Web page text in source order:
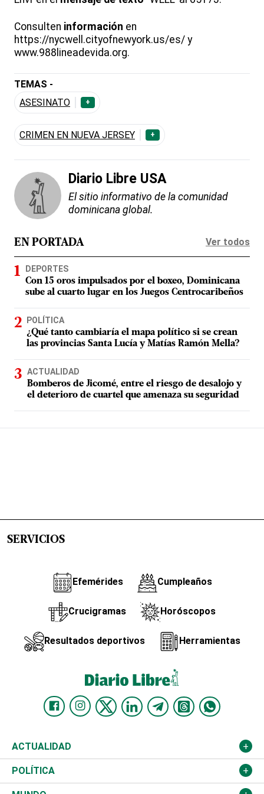
Consulten información en
https://nycwell.cityofnewyork.us/es/ y
www.988lineadevida.org.
TEMAS -
ASESINATO
+
CRIMEN EN NUEVA JERSEY +
Diario Libre USA
El sitio informativo de la comunidad
dominicana global.
EN PORTADA Ver todos
DEPORTES
Con 15 oros impulsados por el boxeo, Dominicana
sube al cuarto lugar en los Juegos Centrocaribeños
POLÍTICA
¿Qué tanto cambiaría el mapa político si se crean
las provincias Santa Lucía y Matías Ramón Mella?
ACTUALIDAD
Bomberos de Jicomé, entre el riesgo de desalojo y
el deterioro de cuartel que amenaza su seguridad
SERVICIOS
Efemérides Cumpleaños
Crucigramas Horóscopos
Resultados deportivos Herramientas
ACTUALIDAD
Nacional
POLÍTICA